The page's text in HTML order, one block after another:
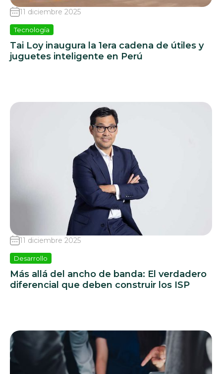
11 diciembre 2025
Tecnología
Tai Loy inaugura la 1era cadena de útiles y
juguetes inteligente en Perú
11 diciembre 2025
Desarrollo
Más allá del ancho de banda: El verdadero
diferencial que deben construir los ISP